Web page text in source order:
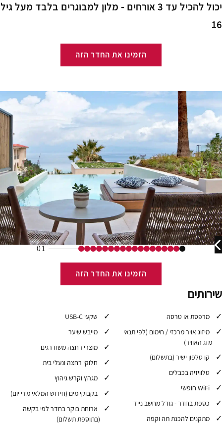
יכול להכיל עד 3 אורחים - מלון למבוגרים בלבד מעל גיל
16
הזמינו את החדר הזה
01
הזמינו את החדר הזה
שירותים
מרפסת או טרסה
מיזוג אויר מרכזי / חימום (לפי תנאי
מזג האוויר)
קו טלפון ישיר (בתשלום)
טלוויזיה בכבלים
WiFi חופשי
כספת בחדר - גודל מחשב נייד
מתקנים להכנת תה וקפה
שקעי USB-C
מייבש שיער
מוצרי רחצה משודרגים
חלוקי רחצה ונעלי בית
מגהץ וקרש גיהוץ
בקבוקי מים (חידוש המלאי מדי יום)
ארוחת בוקר בחדר לפי בקשה
(בתוספת תשלום)